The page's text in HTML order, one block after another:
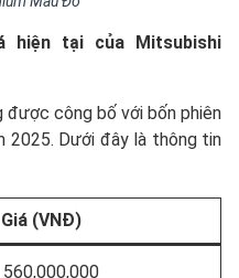
hiện tại của Mitsubishi
được công bố với bốn phiên
2025. Dưới đây là thông tin
Giá (VNĐ)
560,000,000